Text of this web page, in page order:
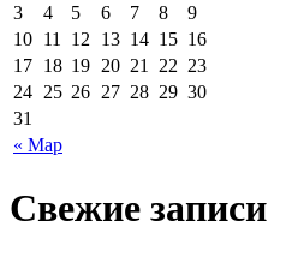
« Мар
3
4 5 6 7 8
9
10 11 12 13 14 15 16
17 18 19 20 21 22 23
24 25 26 27 28 29 30
31
Свежие записи